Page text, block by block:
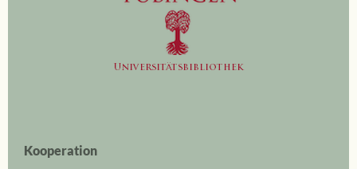
Kooperation